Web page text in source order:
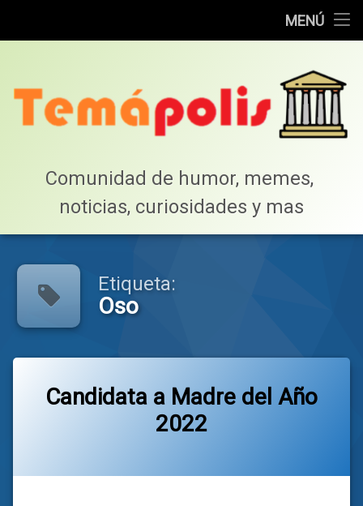
MENÚ
Lista de Megapost
Tabla de puntos
Comunidad de humor, memes,
noticias, curiosidades y mas
Etiqueta:
Oso
Candidata a Madre del Año
2022